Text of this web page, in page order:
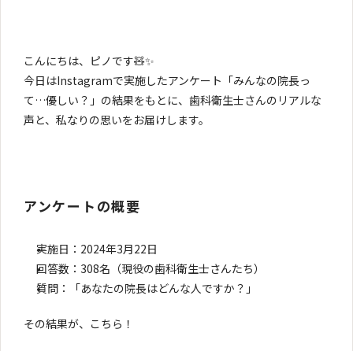
こんにちは、ピノです🧸✨
今日はInstagramで実施したアンケート「みんなの院長っ
て…優しい？」の結果をもとに、歯科衛生士さんのリアルな
声と、私なりの思いをお届けします。
アンケートの概要
実施日：2024年3月22日
回答数：308名（現役の歯科衛生士さんたち）
質問：「あなたの院長はどんな人ですか？」
その結果が、こちら！